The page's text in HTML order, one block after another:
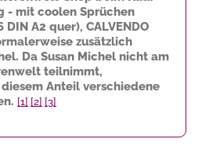
- mit coolen Sprüchen
A2 quer), CALVENDO
zusätzlich
Da Susan Michel nicht am
teilnimmt,
Anteil verschiedene
[1] [2] [3]